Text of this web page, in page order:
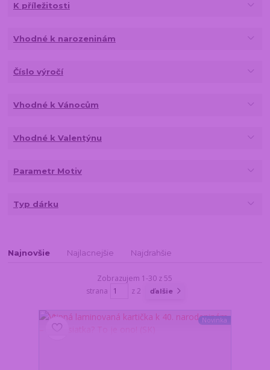
K příležitosti
Vhodné k narozeninám
Číslo výročí
Vhodné k Vánocům
Vhodné k Valentýnu
Parametr Motiv
Typ dárku
Najnovšie Najlacnejšie Najdrahšie
Zobrazujem 1-30 z 55
strana
z 2 ďalšie
Novinka